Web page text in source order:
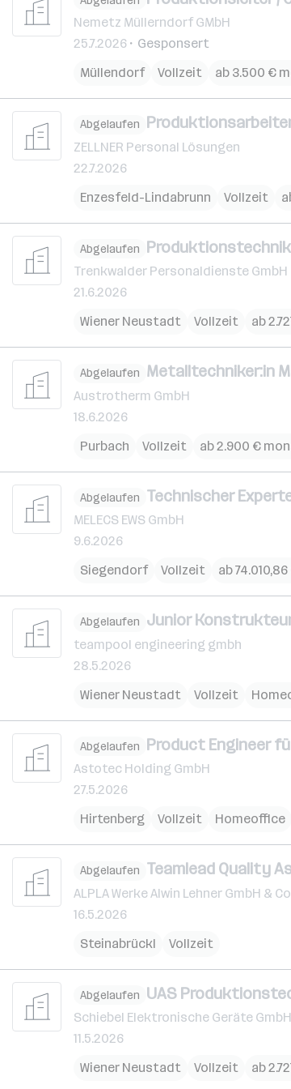
Nemetz Müllerndorf GMbH
25.7.2026
Gesponsert
Müllendorf
Vollzeit ab 3.500 €
Abgelaufen
ZELLNER Personal Lösungen
22.7.2026
Enzesfeld-Lindabrunn
Vollzeit
Abgelaufen
Trenkwalder Personaldienste GmbH
21.6.2026
Wiener Neustadt
Vollzeit ab
Abgelaufen Metalltechniker:in
Austrotherm GmbH
18.6.2026
Purbach
Vollzeit ab 2.900 €
Abgelaufen Technischer
MELECS EWS GmbH
9.6.2026
Siegendorf
Vollzeit ab
Abgelaufen Junior
teampool engineering gmbh
28.5.2026
Wiener Neustadt
Vollzeit
Abgelaufen Product Engineer
Astotec Holding GmbH
27.5.2026
Hirtenberg
Vollzeit Homeoffice
Abgelaufen Teamlead Quality
ALPLA Werke Alwin Lehner GmbH &
16.5.2026
Steinabrückl
Vollzeit
Abgelaufen UAS
Schiebel Elektronische Geräte GmbH
11.5.2026
Wiener Neustadt
Vollzeit ab